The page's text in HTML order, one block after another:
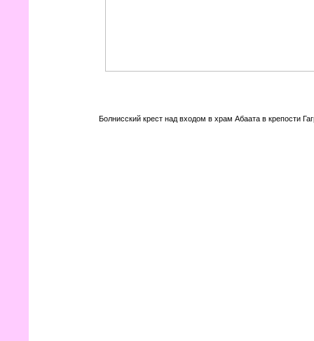
Болнисский крест над входом в храм Абаата в крепости